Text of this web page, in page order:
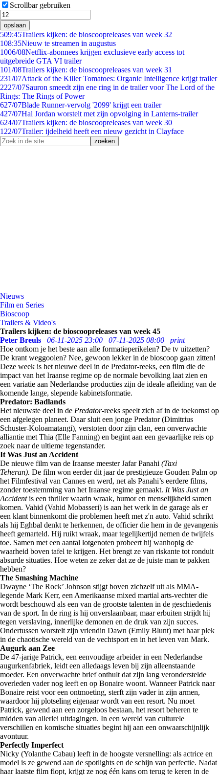
Scrollbar gebruiken
opslaan
509:45Trailers kijken: de bioscoopreleases van week 32
108:35Nieuw te streamen in augustus
1006/08Netflix-abonnees krijgen exclusieve early access tot
uitgebreide GTA VI trailer
101/08Trailers kijken: de bioscoopreleases van week 31
231/07Attack of the Killer Tomatoes: Organic Intelligence krijgt trailer
2227/07Sauron smeedt zijn ene ring in de trailer voor The Lord of the
Rings: The Rings of Power
627/07Blade Runner-vervolg '2099' krijgt een trailer
427/07Hal Jordan worstelt met zijn opvolging in Lanterns-trailer
624/07Trailers kijken: de bioscoopreleases van week 30
1 22/07Trailer: ijdelheid heeft een nieuw gezicht in Clayface
Nieuws
Film en Series
Bioscoop
Trailers & Video's
Trailers kijken: de bioscoopreleases van week 45
Peter Breuls
06-11-2025 23:00 07-11-2025 08:00
print
Hoe ontkom je het beste aan alle formatieperikelen? De tv uitzetten?
De krant weggooien? Nee, gewoon lekker in de bioscoop gaan zitten!
Deze week is het nieuwe deel in de Predator-reeks, een film die de
impact van het Iraanse regime op de normale bevolking laat zien en
een variatie aan Nederlandse producties zijn de ideale afleiding van de
komende lange, slepende kabinetsformatie.
Predator: Badlands
Het nieuwste deel in de Predator-reeks speelt zich af in de toekomst op
een afgelegen planeet. Daar sluit een jonge Predator (Dimitrius
Schuster-Koloamatangi), verstoten door zijn clan, een onverwachte
alliantie met Thia (Elle Fanning) en begint aan een gevaarlijke reis op
zoek naar de ultieme tegenstander.
It Was Just an Accident
De nieuwe film van de Iraanse meester Jafar Panahi (Taxi
Teheran). De film won eerder dit jaar de prestigieuze Gouden Palm op
het Filmfestival van Cannes en werd, net als Panahi’s eerdere films,
zonder toestemming van het Iraanse regime gemaakt. It Was Just an
Accidentis een thriller waarin wraak, humor en menselijkheid samen
komen. Vahid (Vahid Mobasseri) is aan het werk in de garage als er
een klant binnenkomt die problemen heeft met z'n auto. Vahid schrikt
als hij Eghbal denkt te herkennen, de officier die hem in de gevangenis
heeft gemarteld. Hij ruikt wraak, maar tegelijkertijd nemen de twijfels
toe. Samen met een aantal lotgenoten probeert hij wanhopig de
waarheid boven tafel te krijgen. Het brengt ze van riskante tot ronduit
absurde situaties. Hoe weten ze zeker dat ze de juiste man te pakken
hebben?
The Smashing Machine
Dwayne ‘The Rock’ Johnson stijgt boven zichzelf uit als MMA-
legende Mark Kerr, een Amerikaanse mixed martial arts-vechter die
wordt beschouwd als een van de grootste talenten in de geschiedenis
van de sport. In de ring is hij onverslaanbaar, maar erbuiten strijdt hij
tegen verslaving, innerlijke demonen en de druk van zijn succes.
Ondertussen worstelt zijn vriendin Dawn (Emily Blunt) met haar plek
in de chaotische wereld van de vechtsport en in het leven van Mark.
Augurk aan Zee
De 47-jarige Patrick, een eenvoudige arbeider in een Nederlandse
augurkenfabriek, leidt een alledaags leven bij zijn alleenstaande
moeder. Een onverwachte brief onthult dat zijn lang veronderstelde
overleden vader nog leeft en op Bonaire woont. Wanneer Patrick naar
Bonaire reist voor een ontmoeting, sterft zijn vader in zijn armen,
waardoor hij plotseling eigenaar wordt van een resort. Nu moet
Patrick, gewend aan een zorgeloos bestaan, het resort beheren te
midden van allerlei uitdagingen. In een wereld van culturele
verschillen en komische situaties begint hij aan een onwaarschijnlijk
avontuur.
Perfectly Imperfect
Nicky (Yolanthe Cabau) leeft in de hoogste versnelling: als actrice en
model is ze gewend aan de spotlights en de schijn van perfectie. Nadat
haar laatste film flopt, krijgt ze nog één kans om terug te keren in de